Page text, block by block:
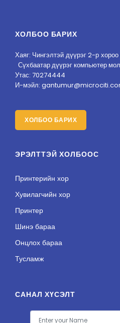
ХОЛБОО БАРИХ
Хаяг: Чингэлтэй дүүрэг 2-р
Сүхбаатар дүүрэг компьютер
Утас: 70274444
И-мэйл:
ХОЛБОО БАРИХ
ЭРЭЛТТЭЙ ХОЛБООС
Принтерийн хор
Хувилагчийн хор
Принтер
Шинэ бараа
Онцлох бараа
Тусламж
САНАЛ ХҮСЭЛТ